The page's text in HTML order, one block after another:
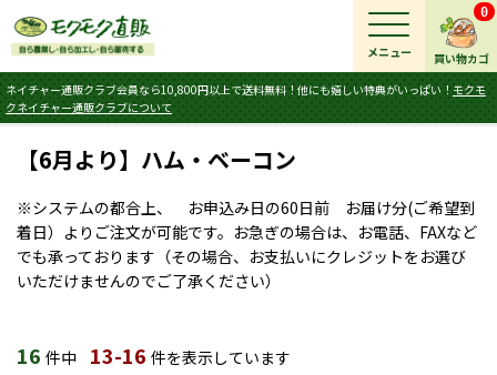
買い物カゴ
0
ネイチャー通販クラブ会員なら10,800円以上で送料無料！他にも嬉しい特典がいっぱい！ モクモ
クネイチャー通販クラブについて
メニュー
【6月より】ハム・ベーコン
※システムの都合上、 お申込み日の60日前 お届け分(ご希望到
着日）よりご注文が可能です。お急ぎの場合は、お電話、FAXなど
でも承っております（その場合、お支払いにクレジットをお選び
いただけませんのでご了承ください）
16 件中 13-16 件を表示しています